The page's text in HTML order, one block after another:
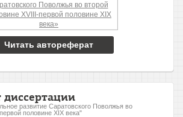
Читать автореферат
диссертации
развитие Саратовского Поволжья во
половине XIX века"